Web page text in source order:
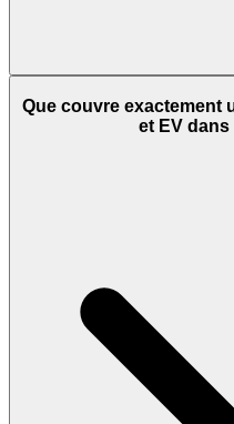
Que couvre exactement
et EV